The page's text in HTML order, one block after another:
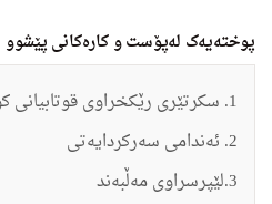
پوختەیەک لەپۆست و کارەکانی پێشوو
1. سكرتێرى رێكخراوى قوتابیانى
2. ئه‌ندامى سه‌ركردایه‌تى
3.لێپرسراوى مه‌ڵبه‌ند